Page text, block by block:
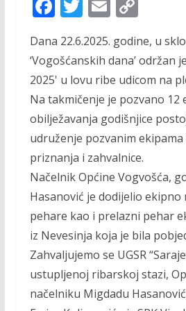
e
b
o
o
k
itt
er
ai
l
p
y
Li
n
k
Dana 22.6.2025. godine, u
‘Vogošćanskih dana’ održan
2025' u lovu ribe udicom na
Na takmičenje je pozvano 12
obilježavanja godišnjice
udruženje pozvanim
priznanja i zahvalnice.
Načelnik Općine Vogvošća,
Hasanović je dodijelio ekipno
pehare kao i prelazni pehar
iz Nevesinja koja je bila
Zahvaljujemo se UGSR
ustupljenoj ribarskoj stazi,
načelniku Migdadu